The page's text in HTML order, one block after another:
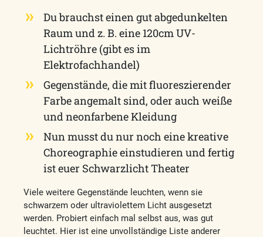
Du brauchst einen gut abgedunkelten
Raum und z. B. eine 120cm UV-
Lichtröhre (gibt es im
Elektrofachhandel)
Gegenstände, die mit fluoreszierender
Farbe angemalt sind, oder auch weiße
und neonfarbene Kleidung
Nun musst du nur noch eine kreative
Choreographie einstudieren und fertig
ist euer Schwarzlicht Theater
Viele weitere Gegenstände leuchten, wenn sie
schwarzem oder ultraviolettem Licht ausgesetzt
werden. Probiert einfach mal selbst aus, was gut
leuchtet. Hier ist eine unvollständige Liste anderer